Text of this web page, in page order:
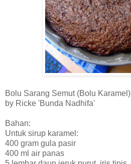
Bolu Sarang Semut (Bolu Karamel)
by Ricke 'Bunda Nadhifa'
Bahan:
Untuk sirup karamel:
400 gram gula pasir
400 ml air panas